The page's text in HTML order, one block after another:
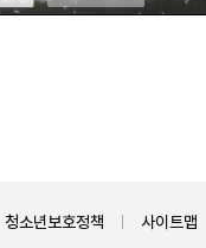
청소년보호정책 사이트맵